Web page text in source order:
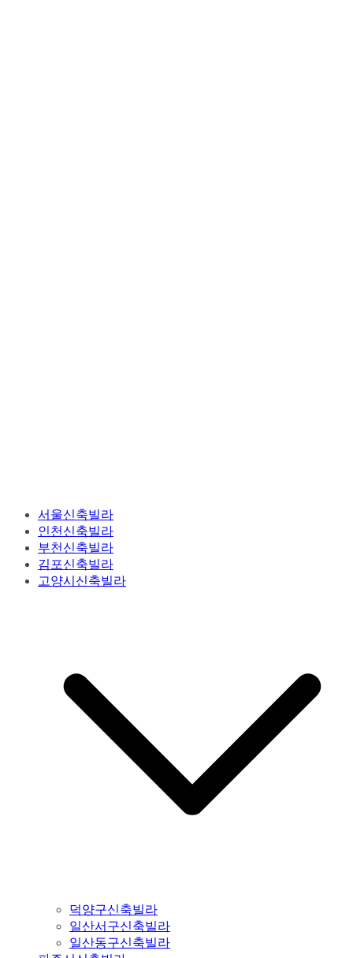
서울신축빌라
인천신축빌라
부천신축빌라
김포신축빌라
고양시신축빌라
덕양구신축빌라
일산서구신축빌라
일산동구신축빌라